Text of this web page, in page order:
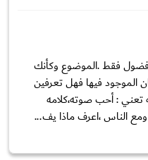
فضول فقط .الموضوع وكأنك
الموجود فيها فهل تعرفين
: أحب صوته،كلامه
الناس ،اعرف ماذا يف...